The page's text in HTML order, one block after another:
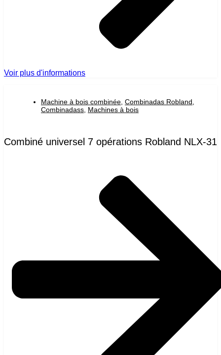
Voir plus d'informations
Machine à bois combinée Combinadas Robland
Combinadass Machines à bois
Combiné universel 7 opérations Robland NLX-31